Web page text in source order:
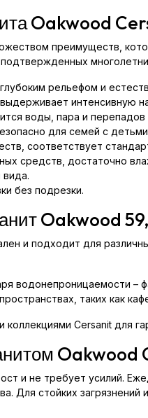
Oakwood
преимуществ,
рельефом и
интенсивную
воды, пара и
для семей с
соответствует
средств, достаточно
без подрезки.
Oakwood
и подходит для
водонепроницаемости –
таких как
Cersanit для
Oakwood
и не требует усилий.
Для стойких